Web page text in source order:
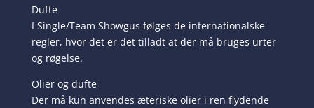
Dufte
I Single/Team Showgus følges de internationalske
regler, hvor det er det tilladt at der må bruges urter
og røgelse.
Olier og dufte
Der må kun anvendes æteriske olier i ren flydende